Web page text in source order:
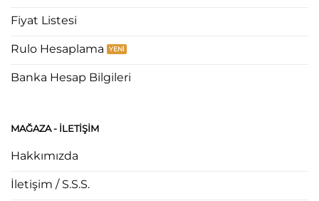
Fiyat Listesi
Rulo Hesaplama
Banka Hesap Bilgileri
MAĞAZA - ILETIŞIM
Hakkımızda
İletişim / S.S.S.